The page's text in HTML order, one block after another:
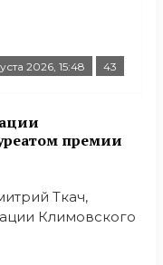
2026, 15:48 43
премии
Ткач,
Климовского